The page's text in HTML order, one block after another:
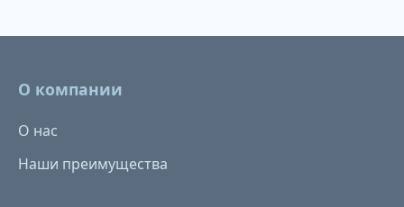
О компании
О нас
Наши преимущества